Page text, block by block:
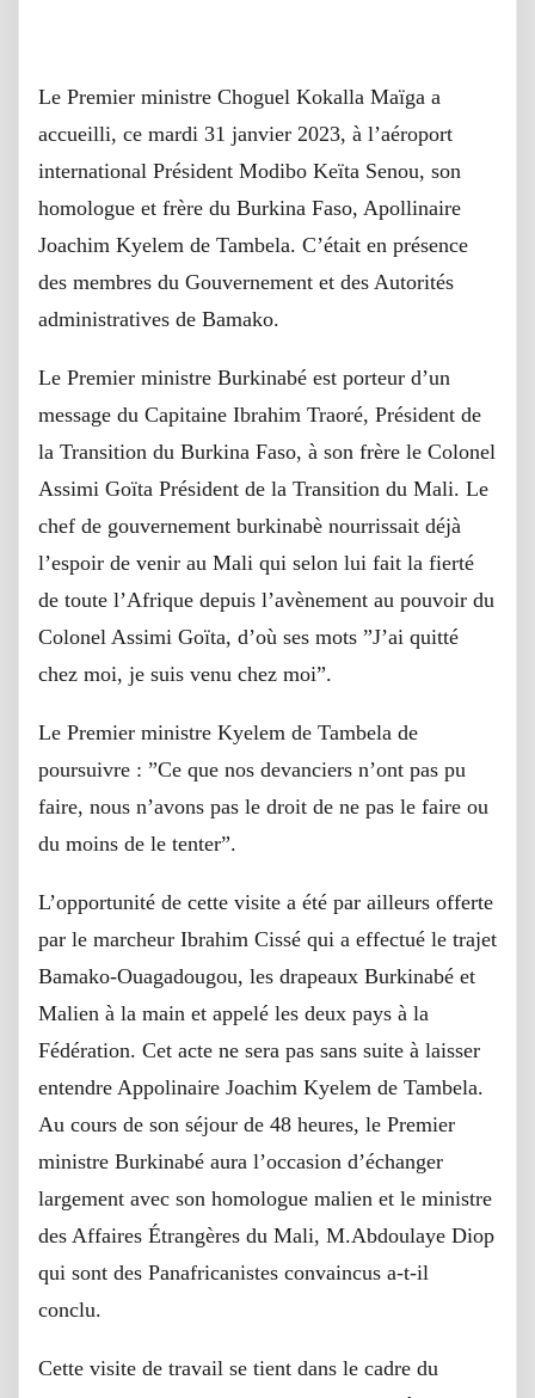
Le Premier ministre Choguel Kokalla Maïga a
accueilli, ce mardi 31 janvier 2023, à l’aéroport
international Président Modibo Keïta Senou, son
homologue et frère du Burkina Faso, Apollinaire
Joachim Kyelem de Tambela. C’était en présence
des membres du Gouvernement et des Autorités
administratives de Bamako.
Le Premier ministre Burkinabé est porteur d’un
message du Capitaine Ibrahim Traoré, Président de
la Transition du Burkina Faso, à son frère le Colonel
Assimi Goïta Président de la Transition du Mali. Le
chef de gouvernement burkinabè nourrissait déjà
l’espoir de venir au Mali qui selon lui fait la fierté
de toute l’Afrique depuis l’avènement au pouvoir du
Colonel Assimi Goïta, d’où ses mots ”J’ai quitté
chez moi, je suis venu chez moi”.
Le Premier ministre Kyelem de Tambela de
poursuivre : ”Ce que nos devanciers n’ont pas pu
faire, nous n’avons pas le droit de ne pas le faire ou
du moins de le tenter”.
L’opportunité de cette visite a été par ailleurs offerte
par le marcheur Ibrahim Cissé qui a effectué le trajet
Bamako-Ouagadougou, les drapeaux Burkinabé et
Malien à la main et appelé les deux pays à la
Fédération. Cet acte ne sera pas sans suite à laisser
entendre Appolinaire Joachim Kyelem de Tambela.
Au cours de son séjour de 48 heures, le Premier
ministre Burkinabé aura l’occasion d’échanger
largement avec son homologue malien et le ministre
des Affaires Étrangères du Mali, M.Abdoulaye Diop
qui sont des Panafricanistes convaincus a-t-il
conclu.
Cette visite de travail se tient dans le cadre du